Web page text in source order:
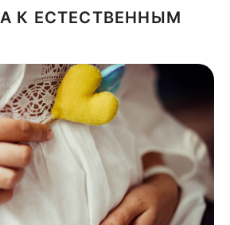
К ЕСТЕСТВЕННЫМ